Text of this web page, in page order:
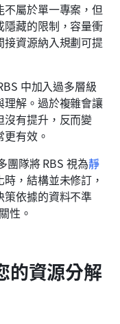
屬於單一專案，但
藏的限制，容量衝
資源納入規劃可提
中加入過多層級
解。過於複雜會讓
沒有提升，反而變
有效。
團隊將 RBS 視為靜
，結構並未修訂，
策依據的資料不準
性。
的資源分解